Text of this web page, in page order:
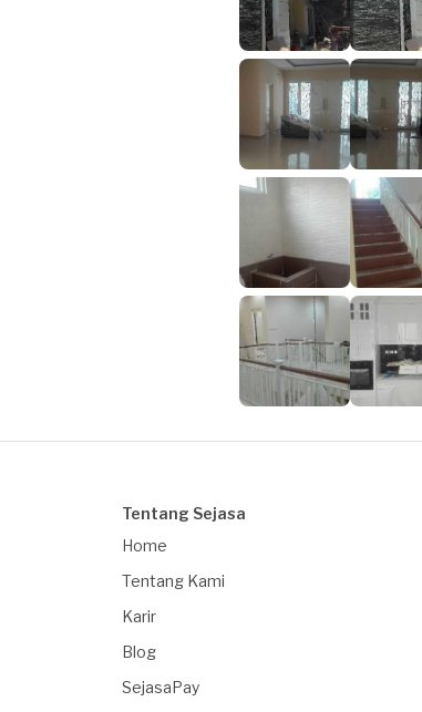
Tentang Sejasa
Home
Tentang Kami
Karir
Blog
SejasaPay